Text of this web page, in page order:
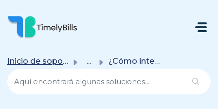
Saltar Al Contenido Principal
Inicio de soporte ... ¿Cómo integrar el recordatorio de mis facturas con Outloo...